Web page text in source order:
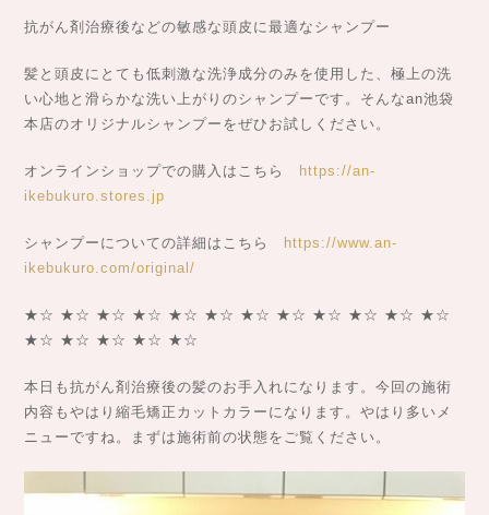
抗がん剤治療後などの敏感な頭皮に最適なシャンプー
髪と頭皮にとても低刺激な洗浄成分のみを使用した、極上の洗
い心地と滑らかな洗い上がりのシャンプーです。そんなan池袋
本店のオリジナルシャンプーをぜひお試しください。
オンラインショップでの購入はこちら https://an-
ikebukuro.stores.jp
シャンプーについての詳細はこちら https://www.an-
ikebukuro.com/original/
★☆ ★☆ ★☆ ★☆ ★☆ ★☆ ★☆ ★☆ ★☆ ★☆ ★☆ ★☆
★☆ ★☆ ★☆ ★☆ ★☆
本日も抗がん剤治療後の髪のお手入れになります。今回の施術
内容もやはり縮毛矯正カットカラーになります。やはり多いメ
ニューですね。まずは施術前の状態をご覧ください。